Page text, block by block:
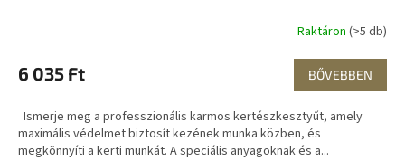
Raktáron (>5 db)
6 035 Ft BŐVEBBEN
Ismerje meg a professzionális karmos kertészkesztyűt, amely
maximális védelmet biztosít kezének munka közben, és
megkönnyíti a kerti munkát. A speciális anyagoknak és a...